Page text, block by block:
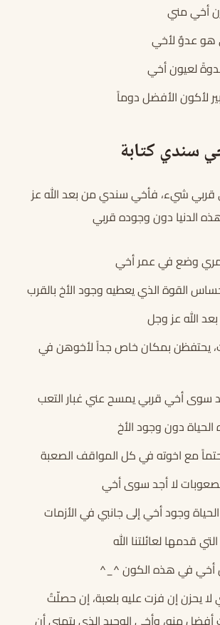
أخي مني
هو عدوٌ لأخي
لعيون أخي
لأكون الأفضل دوماً
سندي كتابة
شيء، فأخي سندي من بعد الله عز
الدنيا دون وجوده قربي
وضع في عمر أخي
القوة الذي يعطيه وجود الأخ بالقرب
الله عز وجل
يحتفظن بمكان خاص جداً لأخوهن في
سوى أخي قربي يمسح عني غبار التعب
دون وجود الأخ
مع اخوته في كل المواقف الصعبة
لا أجد سوى أخي
وجود أخي إلى جانبي في الأزمات
قدمها لعائلتنا الله
أخي في هذه الكون ^_^
لا يحزن إن فزت عليه بلعبة، إن حصلّتُ
أفضل منه، وأخي الوحيد الذي يتمنى أن